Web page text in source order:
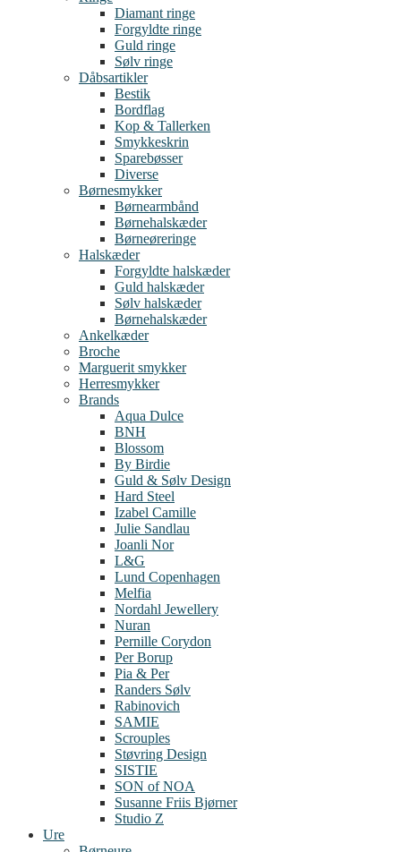
Diamant ringe
Forgyldte ringe
Guld ringe
Sølv ringe
Dåbsartikler
Bestik
Bordflag
Kop & Tallerken
Smykkeskrin
Sparebøsser
Diverse
Børnesmykker
Børnearmbånd
Børnehalskæder
Børneøreringe
Halskæder
Forgyldte halskæder
Guld halskæder
Sølv halskæder
Børnehalskæder
Ankelkæder
Broche
Marguerit smykker
Herresmykker
Brands
Aqua Dulce
BNH
Blossom
By Birdie
Guld & Sølv Design
Hard Steel
Izabel Camille
Julie Sandlau
Joanli Nor
L&G
Lund Copenhagen
Melfia
Nordahl Jewellery
Nuran
Pernille Corydon
Per Borup
Pia & Per
Randers Sølv
Rabinovich
SAMIE
Scrouples
Støvring Design
SISTIE
SON of NOA
Susanne Friis Bjørner
Studio Z
Ure